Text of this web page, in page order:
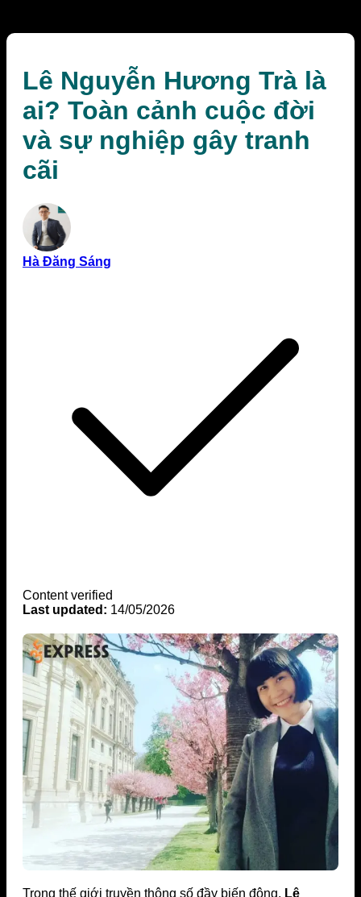
Lê Nguyễn Hương Trà là
ai? Toàn cảnh cuộc đời
và sự nghiệp gây tranh
cãi
Hà Đăng Sáng
Content verified
Last updated: 14/05/2026
Trong thế giới truyền thông số đầy biến động, Lê